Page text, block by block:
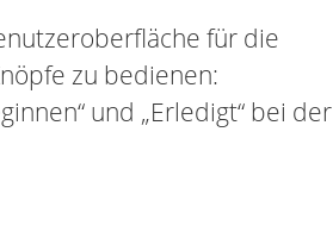
für die
zu bedienen:
und „Erledigt“ bei der